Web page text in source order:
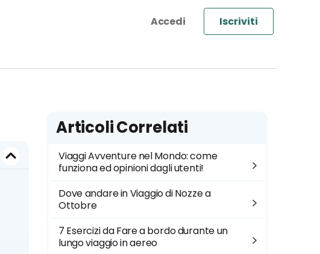
Iscriviti
Articoli Correlati
Viaggi Avventure nel Mondo: come
funziona ed opinioni dagli utenti!
Dove andare in Viaggio di Nozze a
Ottobre
7 Esercizi da Fare a bordo durante un
lungo viaggio in aereo